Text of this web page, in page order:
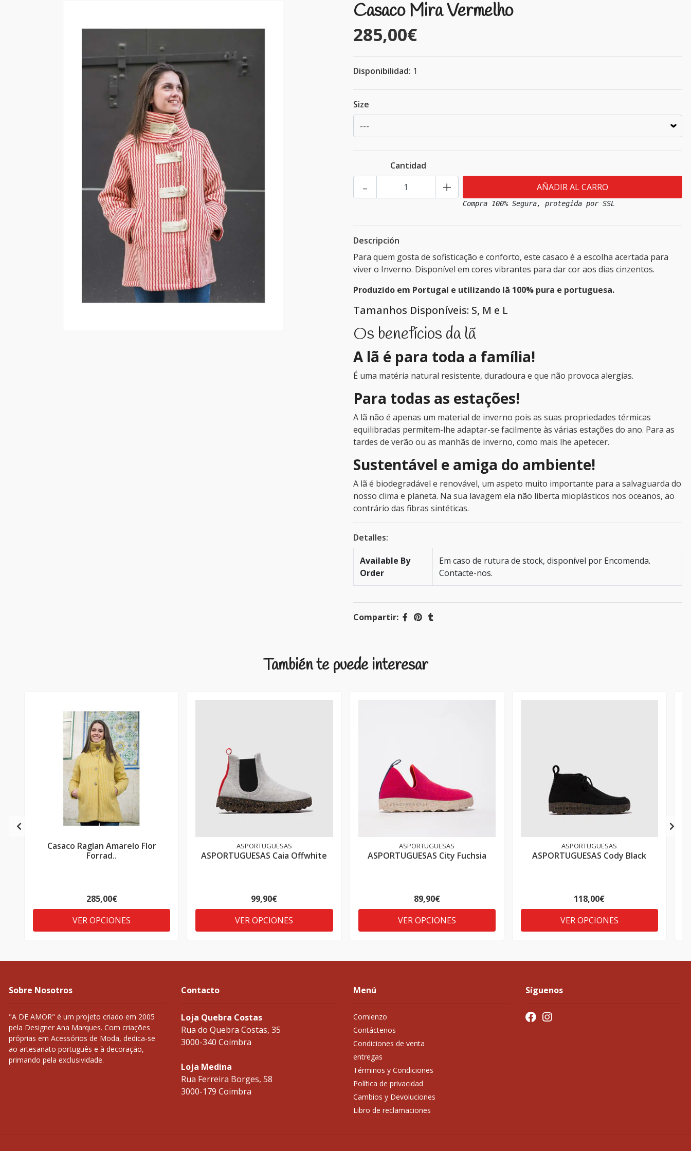
Casaco Mira Vermelho
285,00€
Disponibilidad: 1
Size
Cantidad
+
-
Compra 100% Segura, protegida por SSL
Descripción
Para quem gosta de sofisticação e conforto, este casaco é a escolha acertada para
viver o Inverno. Disponível em cores vibrantes para dar cor aos dias cinzentos.
Produzido em Portugal e utilizando lã 100% pura e portuguesa.
Tamanhos Disponíveis: S, M e L
Os benefícios da lã
A lã é para toda a família!
É uma matéria natural resistente, duradoura e que não provoca alergias.
Para todas as estações!
A lã não é apenas um material de inverno pois as suas propriedades térmicas
equilibradas permitem-lhe adaptar-se facilmente às várias estações do ano. Para as
tardes de verão ou as manhãs de inverno, como mais lhe apetecer.
Sustentável e amiga do ambiente!
A lã é biodegradável e renovável, um aspeto muito importante para a salvaguarda do
nosso clima e planeta. Na sua lavagem ela não liberta mioplásticos nos oceanos, ao
contrário das fibras sintéticas.
Detalles:
Available By
Order
Em caso de rutura de stock, disponível por Encomenda.
Contacte-nos.
Compartir:
También te puede interesar
Casaco Raglan Amarelo Flor
Forrad..
285,00€
VER OPCIONES
ASPORTUGUESAS
ASPORTUGUESAS Caia Offwhite
99,90€
VER OPCIONES
ASPORTUGUESAS
ASPORTUGUESAS City Fuchsia
89,90€
VER OPCIONES
ASPORTUGUESAS
ASPORTUGUESAS Cody Black
118,00€
VER OPCIONES
Sobre Nosotros
"A DE AMOR" é um projeto criado em 2005
pela Designer Ana Marques. Com criações
próprias em Acessórios de Moda, dedica-se
ao artesanato português e à decoração,
primando pela exclusividade.
Contacto
Loja Quebra Costas
Rua do Quebra Costas, 35
3000-340 Coimbra
Loja Medina
Rua Ferreira Borges, 58
3000-179 Coimbra
Menú
Comienzo
Contáctenos
Condiciones de venta
entregas
Términos y Condiciones
Política de privacidad
Cambios y Devoluciones
Libro de reclamaciones
Síguenos